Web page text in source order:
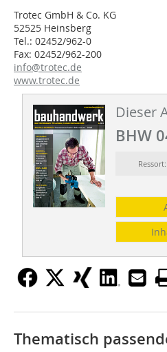
Trotec GmbH & Co. KG
52525 Heinsberg
Tel.: 02452/962-0
Fax: 02452/962-200
info@trotec.de
www.trotec.de
Dieser
BHW
Thematisch